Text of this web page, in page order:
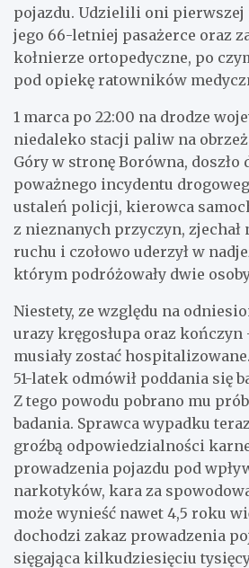
pojazdu. Udzielili oni
jego 66-letniej pasażerce oraz
kołnierze ortopedyczne, po
pod opiekę ratowników
1 marca po 22:00 na drodze
niedaleko stacji paliw na
Góry w stronę Borówna, doszło
poważnego incydentu
ustaleń policji, kierowca
z nieznanych przyczyn, zjechał
ruchu i czołowo uderzył w
którym podróżowały dwie
Niestety, ze względu na
urazy kręgosłupa oraz kończyn
musiały zostać
51-latek odmówił poddania się
Z tego powodu pobrano mu
badania. Sprawca wypadku
groźbą odpowiedzialności
prowadzenia pojazdu pod
narkotyków, kara za
może wynieść nawet 4,5 roku
dochodzi zakaz prowadzenia
sięgająca kilkudziesięciu